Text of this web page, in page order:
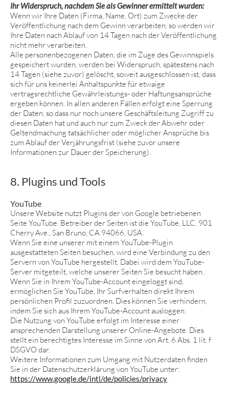
Ihr Widerspruch, nachdem Sie als Gewinner ermittelt wurden:
Wenn wir Ihre Daten (Firma, Name, Ort) zum Zwecke der
Veröffentlichung nach dem Gewinn verarbeiten, so werden wir
Ihre Daten nach Ablauf von 14 Tagen nach der Veröffentlichung
nicht mehr verarbeiten.
Alle personenbezogenen Daten, die im Zuge des Gewinnspiels
gespeichert wurden, werden bei Widerspruch, spätestens nach
14 Tagen (siehe zuvor) gelöscht, soweit ausgeschlossen ist, dass
sich für uns keinerlei Anhaltspunkte für etwaige
vertragsrechtliche Gewährleistungs- oder Haftungsansprüche
ergeben können. In allen anderen Fällen erfolgt eine Sperrung
der Daten, so dass nur noch unsere Geschäftsleitung Zugriff zu
diesen Daten hat und auch nur zum Zweck der Abwehr oder
Geltendmachung tatsächlicher oder möglicher Ansprüche bis
zum Ablauf der Verjährungsfrist (siehe zuvor unsere
Informationen zur Dauer der Speicherung).
8. Plugins und Tools
YouTube
Unsere Website nutzt Plugins der von Google betriebenen
Seite YouTube. Betreiber der Seiten ist die YouTube, LLC, 901
Cherry Ave., San Bruno, CA 94066, USA.
Wenn Sie eine unserer mit einem YouTube-Plugin
ausgestatteten Seiten besuchen, wird eine Verbindung zu den
Servern von YouTube hergestellt. Dabei wird dem YouTube-
Server mitgeteilt, welche unserer Seiten Sie besucht haben.
Wenn Sie in Ihrem YouTube-Account eingeloggt sind,
ermöglichen Sie YouTube, Ihr Surfverhalten direkt Ihrem
persönlichen Profil zuzuordnen. Dies können Sie verhindern,
indem Sie sich aus Ihrem YouTube-Account ausloggen.
Die Nutzung von YouTube erfolgt im Interesse einer
ansprechenden Darstellung unserer Online-Angebote. Dies
stellt ein berechtigtes Interesse im Sinne von Art. 6 Abs. 1 lit. f
DSGVO dar.
Weitere Informationen zum Umgang mit Nutzerdaten finden
Sie in der Datenschutzerklärung von YouTube unter:
https://www.google.de/intl/de/policies/privacy